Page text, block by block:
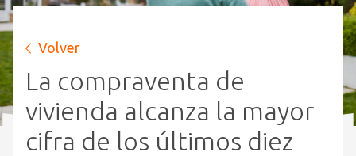
Volver
La compraventa de
vivienda alcanza la mayor
cifra de los últimos diez